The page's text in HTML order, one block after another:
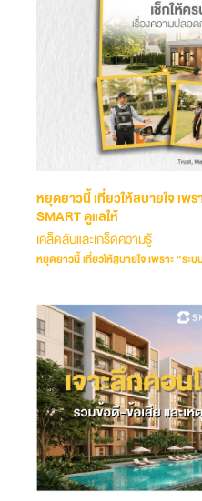
หยุดยาวนี้ เที่ยวให้สบายใจ เพ
SMART ดูแลให้
เคล็ดลับและเกร็ดความรู้
หยุดยาวนี้ เที่ยวให้สบายใจ เพราะ “ร